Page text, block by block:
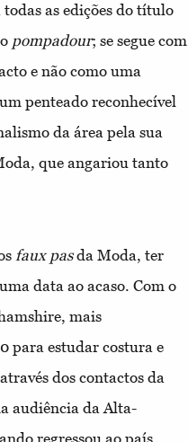
as edições do título
pompadour; se segue com
e não como uma
penteado reconhecível
da área pela sua
que angariou tanto
faux pasda Moda, ter
data ao acaso. Com o
mais
para estudar costura e
dos contactos da
audiência da Alta-